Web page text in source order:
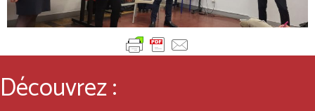
Découvrez :